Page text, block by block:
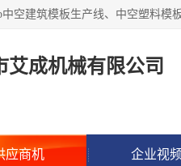
艾成机械有限公司
应商机 企业视频